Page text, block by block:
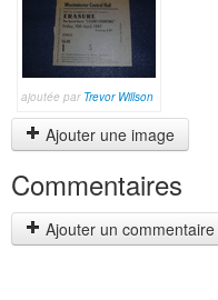
ajoutée par Trevor Willson
Ajouter une image
Commentaires
Ajouter un commentaire